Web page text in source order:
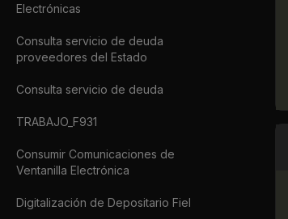
Electrónicas
Consulta servicio de deuda
proveedores del Estado
Consulta servicio de deuda
TRABAJO_F931
Consumir Comunicaciones de
Ventanilla Electrónica
Digitalización de Depositario Fiel